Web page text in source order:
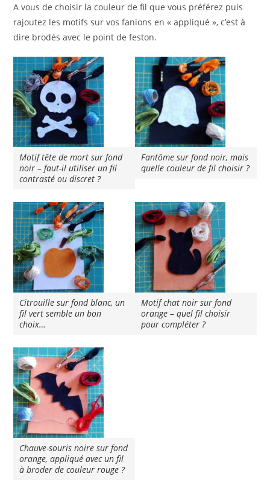
A vous de choisir la couleur de fil que vous préférez puis
rajoutez les motifs sur vos fanions en « appliqué », c’est à
dire brodés avec le point de feston.
Motif tête de mort sur fond
noir – faut-il utiliser un fil
contrasté ou discret ?
Fantôme sur fond noir, mais
quelle couleur de fil choisir ?
Citrouille sur fond blanc, un
fil vert semble un bon
choix…
Motif chat noir sur fond
orange – quel fil choisir
pour compléter ?
Chauve-souris noire sur fond
orange, appliqué avec un fil
à broder de couleur rouge ?